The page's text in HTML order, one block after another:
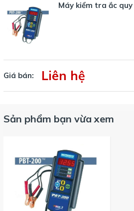
Máy kiểm tra ắc
Giá bán: Liên hệ
Sản phẩm bạn vừa xem